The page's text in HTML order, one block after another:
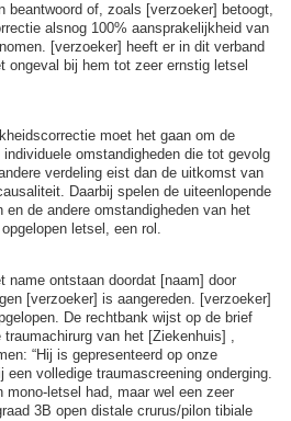
beantwoord of, zoals [verzoeker] betoogt,
alsnog 100% aansprakelijkheid van
[verzoeker] heeft er in dit verband
ongeval bij hem tot zeer ernstig letsel
moet het gaan om de
omstandigheden die tot gevolg
verdeling eist dan de uitkomst van
Daarbij spelen de uiteenlopende
de andere omstandigheden van het
letsel, een rol.
name ontstaan doordat [naam] door
[verzoeker] is aangereden. [verzoeker]
De rechtbank wijst op de brief
van het [Ziekenhuis] ,
“Hij is gepresenteerd op onze
volledige traumascreening onderging.
mono-letsel had, maar wel een zeer
3B open distale crurus/pilon tibiale